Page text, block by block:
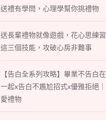
送禮有學問，心理學幫你挑禮物
送長輩禮物就像遊戲，花心思練習
這三個技能，攻破心房非難事
【告白全系列攻略】畢業不告白在
一起x告白不尷尬招式x優雅拒絕｜
愛禮物